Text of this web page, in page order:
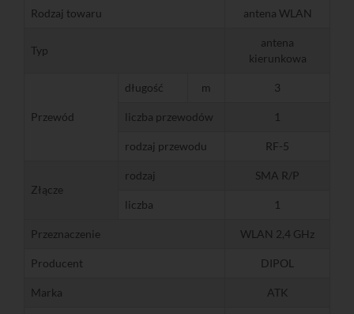
Rodzaj towaru antena WLAN
Typ
antena
kierunkowa
Przewód
długość m 3
liczba przewodów 1
rodzaj przewodu RF-5
Złącze
rodzaj SMA R/P
liczba 1
Przeznaczenie WLAN 2,4 GHz
Producent DIPOL
Marka ATK